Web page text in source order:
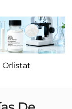
Orlistat